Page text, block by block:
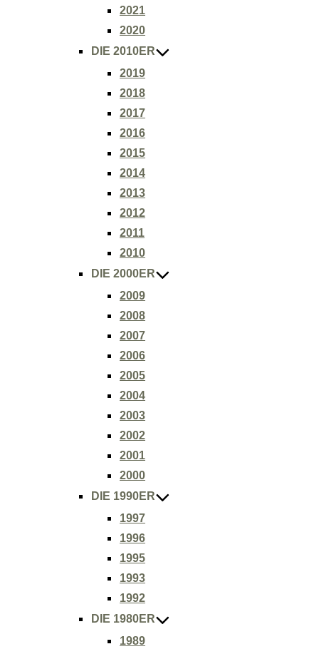
2021
2020
DIE 2010ER
2019
2018
2017
2016
2015
2014
2013
2012
2011
2010
DIE 2000ER
2009
2008
2007
2006
2005
2004
2003
2002
2001
2000
DIE 1990ER
1997
1996
1995
1993
1992
DIE 1980ER
1989